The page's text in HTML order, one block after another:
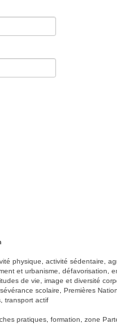
physique, activité sédentaire,
et urbanisme, défavorisation,
de vie, image et diversité
scolaire, Premières
transport actif
pratiques, formation, zone